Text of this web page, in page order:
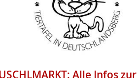
Alle Infos zur